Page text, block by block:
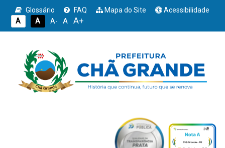
Glossário FAQ Mapa do Site
Acessibilidade
A
A A- A A+